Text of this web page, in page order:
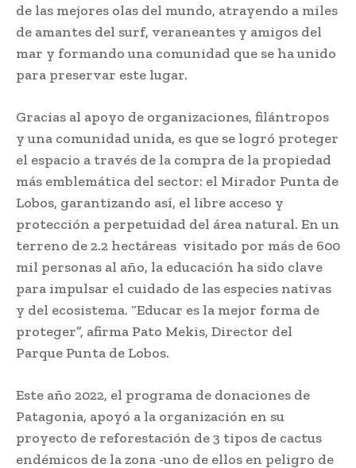
de las mejores olas del mundo, atrayendo a miles
de amantes del surf, veraneantes y amigos del
mar y formando una comunidad que se ha unido
para preservar este lugar.
Gracias al apoyo de organizaciones, filántropos
y una comunidad unida, es que se logró proteger
el espacio a través de la compra de la propiedad
más emblemática del sector: el Mirador Punta de
Lobos, garantizando así, el libre acceso y
protección a perpetuidad del área natural. En un
terreno de 2.2 hectáreas visitado por más de 600
mil personas al año, la educación ha sido clave
para impulsar el cuidado de las especies nativas
y del ecosistema. “Educar es la mejor forma de
proteger”, afirma Pato Mekis, Director del
Parque Punta de Lobos.
Este año 2022, el programa de donaciones de
Patagonia, apoyó a la organización en su
proyecto de reforestación de 3 tipos de cactus
endémicos de la zona -uno de ellos en peligro de